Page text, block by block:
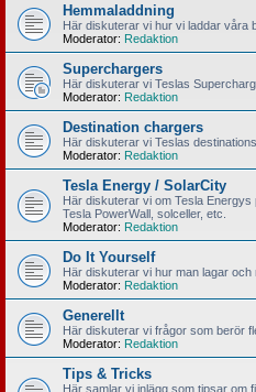
Hemmaladdning
Här diskuterar vi hur vi laddar våra
Moderator: Redaktion
Superchargers
Här diskuterar vi Teslas
Moderator: Redaktion
Destination chargers
Här diskuterar vi Teslas
Moderator: Redaktion
Tesla Energy / SolarCity
Här diskuterar vi om Tesla
Tesla PowerWall, solceller, etc.
Moderator: Redaktion
Do It Yourself
Här diskuterar vi hur man lagar och
Moderator: Redaktion
Generellt
Här diskuterar vi frågor som berör
Moderator: Redaktion
Tips & Tricks
Här samlar vi inlägg som tipsar om